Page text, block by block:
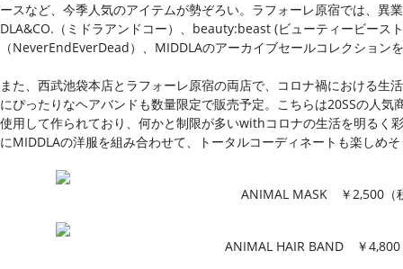
ースなど、今季人気のアイテムが勢ぞろい。ラフォーレ原宿では、異
DLA&CO.（ミドラアンドコー）、beauty:beast (ビューティービース
（NeverEndEverDead）、MIDDLAのアーカイブセールコレクション
また、西武池袋本店とラフォーレ原宿の両店で、コロナ禍における生
にぴったりなヘアバンドも数量限定で販売予定。こちらは20SSの人
使用して作られており、何かと制限が多いwithコロナの生活を明るく
にMIDDLAの洋服を組み合わせて、トータルコーディネートも楽しめ
ANIMAL MASK ￥2,500（
ANIMAL HAIR BAND ￥4,800